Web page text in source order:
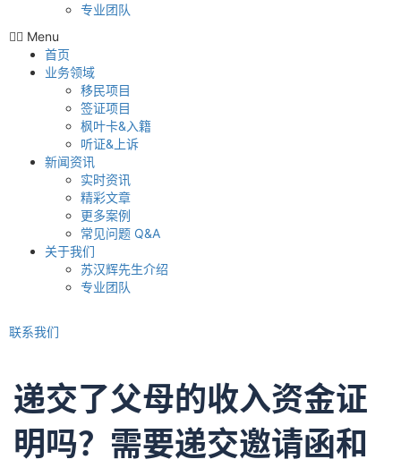
专业团队
Menu
首页
业务领域
移民项目
签证项目
枫叶卡&入籍
听证&上诉
新闻资讯
实时资讯
精彩文章
更多案例
常见问题 Q&A
关于我们
苏汉辉先生介绍
专业团队
联系我们
递交了父母的收入资金证
明吗？需要递交邀请函和